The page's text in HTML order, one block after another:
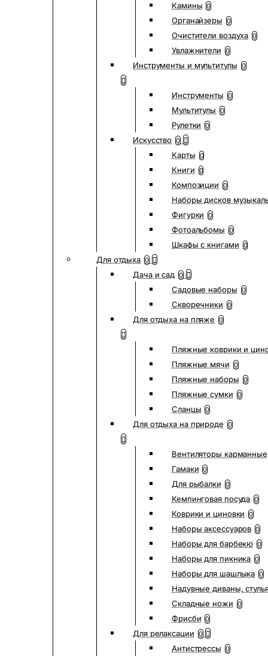
Камины 0
Органайзеры 0
Очистители воздуха 0
Увлажнители 0
Инструменты и мультитулы 0
Инструменты 0
Мультитулы 0
Рулетки 0
Искусство 0
Карты 0
Книги 0
Композиции 0
Наборы дисков
Фигурки 0
Фотоальбомы 0
Шкафы с книгами 0
Для отдыха 0
Дача и сад 0
Садовые наборы 0
Скворечники 0
Для отдыха на пляже 0
Пляжные коврики и
Пляжные мячи 0
Пляжные наборы 0
Пляжные сумки 0
Сланцы 0
Для отдыха на природе 0
Вентиляторы карманные
Гамаки 0
Для рыбалки 0
Кемпинговая посуда 0
Коврики и циновки 0
Наборы аксессуаров 0
Наборы для барбекю 0
Наборы для пикника 0
Наборы для шашлыка 0
Надувные диваны,
Складные ножи 0
Фрисби 0
Для релаксации 0
Антистрессы 0